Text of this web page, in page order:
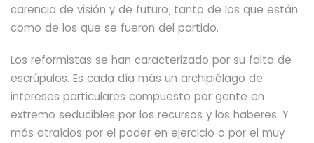
carencia de visión y de futuro, tanto de los que están
como de los que se fueron del partido.
Los reformistas se han caracterizado por su falta de
escrúpulos. Es cada día más un archipiélago de
intereses particulares compuesto por gente en
extremo seducibles por los recursos y los haberes. Y
más atraídos por el poder en ejercicio o por el muy